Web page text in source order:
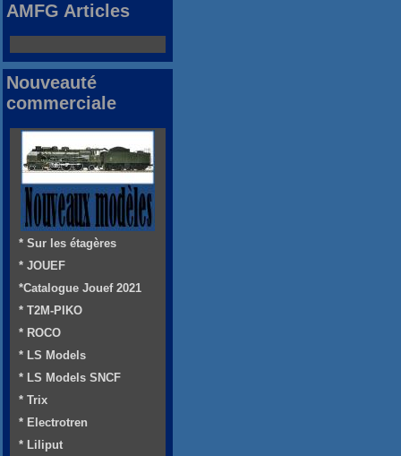
AMFG Articles
Nouveauté
commerciale
* Sur les étagères
* JOUEF
*Catalogue Jouef 2021
* T2M-PIKO
* ROCO
* LS Models
* LS Models SNCF
* Trix
* Electrotren
* Liliput